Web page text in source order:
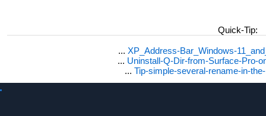
Quick-Tip:
... XP_Address-Bar_Windows-
... Uninstall-Q-Dir-from-Surface-Pro-
... Tip-simple-several-rename-in-